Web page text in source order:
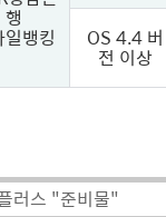
행
뱅킹 OS 4.4 버
전 이상
러스 "준비물"